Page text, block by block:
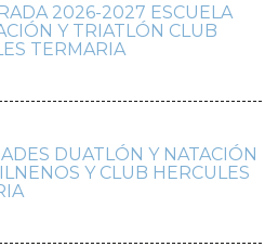
2026-2027 ESCUELA
Y TRIATLÓN CLUB
TERMARIA
DUATLÓN Y NATACIÓN
Y CLUB HERCULES